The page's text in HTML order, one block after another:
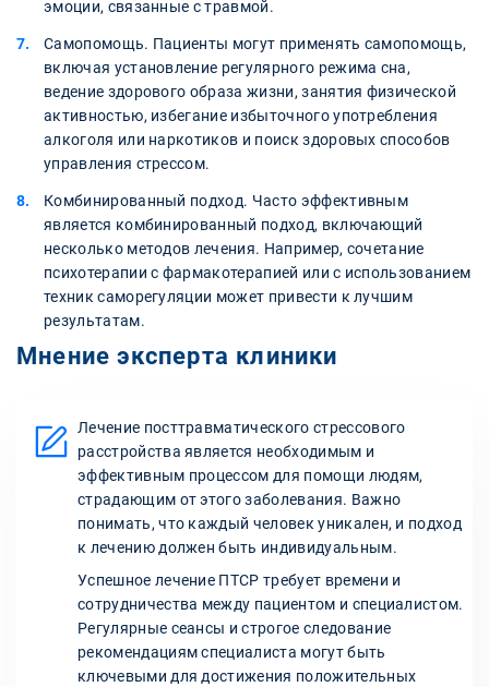
эмоции, связанные с травмой.
Самопомощь. Пациенты могут применять самопомощь,
включая установление регулярного режима сна,
ведение здорового образа жизни, занятия физической
активностью, избегание избыточного употребления
алкоголя или наркотиков и поиск здоровых способов
управления стрессом.
Комбинированный подход. Часто эффективным
является комбинированный подход, включающий
несколько методов лечения. Например, сочетание
психотерапии с фармакотерапией или с использованием
техник саморегуляции может привести к лучшим
результатам.
Мнение эксперта клиники
Лечение посттравматического стрессового
расстройства является необходимым и
эффективным процессом для помощи людям,
страдающим от этого заболевания. Важно
понимать, что каждый человек уникален, и подход
к лечению должен быть индивидуальным.
Успешное лечение ПТСР требует времени и
сотрудничества между пациентом и специалистом.
Регулярные сеансы и строгое следование
рекомендациям специалиста могут быть
ключевыми для достижения положительных